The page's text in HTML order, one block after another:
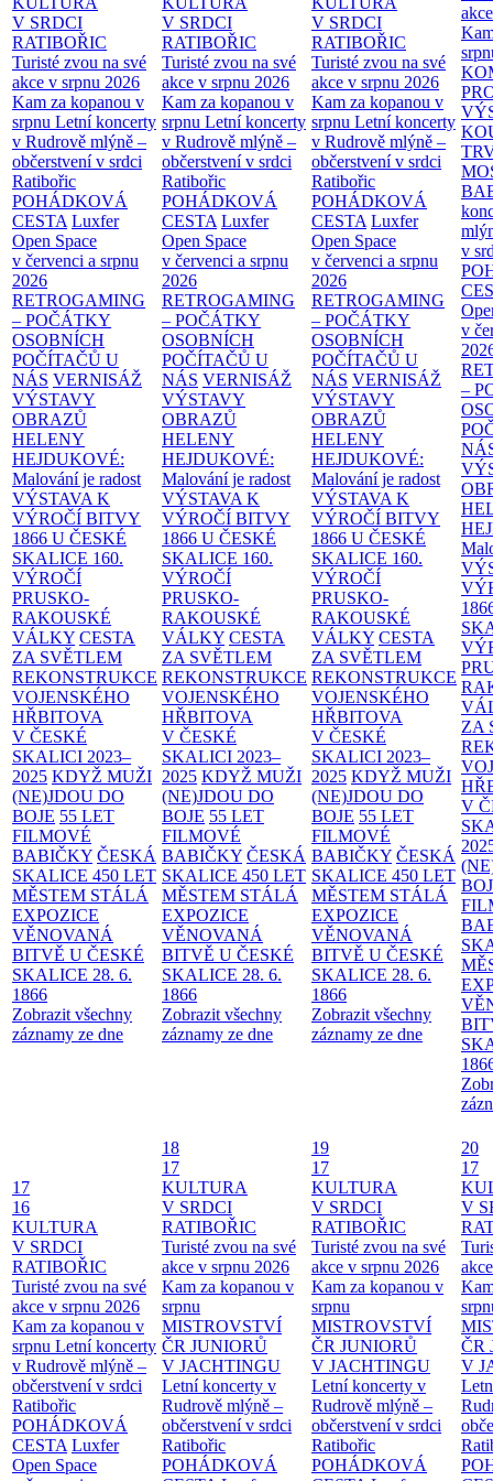
V SRDCI
RATIBOŘIC
Turisté zvou na své
akce v srpnu 2026
Kam za kopanou v
srpnu Letní koncerty
v Rudrově mlýně –
občerstvení v srdci
Ratibořic
POHÁDKOVÁ
CESTA Luxfer
Open Space
v červenci a srpnu
2026
RETROGAMING
– POČÁTKY
OSOBNÍCH
POČÍTAČŮ U
NÁS VERNISÁŽ
VÝSTAVY
OBRAZŮ
HELENY
HEJDUKOVÉ:
Malování je radost
VÝSTAVA K
VÝROČÍ BITVY
1866 U ČESKÉ
SKALICE 160.
VÝROČÍ
PRUSKO-
RAKOUSKÉ
VÁLKY CESTA
ZA SVĚTLEM
REKONSTRUKCE
VOJENSKÉHO
HŘBITOVA
V ČESKÉ
SKALICI 2023–
2025 KDYŽ MUŽI
(NE)JDOU DO
BOJE 55 LET
FILMOVÉ
BABIČKY ČESKÁ
SKALICE 450 LET
MĚSTEM STÁLÁ
EXPOZICE
VĚNOVANÁ
BITVĚ U ČESKÉ
SKALICE 28. 6.
1866
Zobrazit všechny
záznamy ze dne
V SRDCI
RATIBOŘIC
Turisté zvou na své
akce v srpnu 2026
Kam za kopanou v
srpnu Letní koncerty
v Rudrově mlýně –
občerstvení v srdci
Ratibořic
POHÁDKOVÁ
CESTA Luxfer
Open Space
v červenci a srpnu
2026
RETROGAMING
– POČÁTKY
OSOBNÍCH
POČÍTAČŮ U
NÁS VERNISÁŽ
VÝSTAVY
OBRAZŮ
HELENY
HEJDUKOVÉ:
Malování je radost
VÝSTAVA K
VÝROČÍ BITVY
1866 U ČESKÉ
SKALICE 160.
VÝROČÍ
PRUSKO-
RAKOUSKÉ
VÁLKY CESTA
ZA SVĚTLEM
REKONSTRUKCE
VOJENSKÉHO
HŘBITOVA
V ČESKÉ
SKALICI 2023–
2025 KDYŽ MUŽI
(NE)JDOU DO
BOJE 55 LET
FILMOVÉ
BABIČKY ČESKÁ
SKALICE 450 LET
MĚSTEM STÁLÁ
EXPOZICE
VĚNOVANÁ
BITVĚ U ČESKÉ
SKALICE 28. 6.
1866
Zobrazit všechny
záznamy ze dne
V SRDCI
RATIBOŘIC
Turisté zvou na své
akce v srpnu 2026
Kam za kopanou v
srpnu Letní koncerty
v Rudrově mlýně –
občerstvení v srdci
Ratibořic
POHÁDKOVÁ
CESTA Luxfer
Open Space
v červenci a srpnu
2026
RETROGAMING
– POČÁTKY
OSOBNÍCH
POČÍTAČŮ U
NÁS VERNISÁŽ
VÝSTAVY
OBRAZŮ
HELENY
HEJDUKOVÉ:
Malování je radost
VÝSTAVA K
VÝROČÍ BITVY
1866 U ČESKÉ
SKALICE 160.
VÝROČÍ
PRUSKO-
RAKOUSKÉ
VÁLKY CESTA
ZA SVĚTLEM
REKONSTRUKCE
VOJENSKÉHO
HŘBITOVA
V ČESKÉ
SKALICI 2023–
2025 KDYŽ MUŽI
(NE)JDOU DO
BOJE 55 LET
FILMOVÉ
BABIČKY ČESKÁ
SKALICE 450 LET
MĚSTEM STÁLÁ
EXPOZICE
VĚNOVANÁ
BITVĚ U ČESKÉ
SKALICE 28. 6.
1866
Zobrazit všechny
záznamy ze dne
v
v
–
ZA
V
17
16
KULTURA
V SRDCI
RATIBOŘIC
Turisté zvou na své
akce v srpnu 2026
Kam za kopanou v
srpnu Letní koncerty
v Rudrově mlýně –
občerstvení v srdci
Ratibořic
POHÁDKOVÁ
CESTA Luxfer
Open Space
18
17
KULTURA
V SRDCI
RATIBOŘIC
Turisté zvou na své
akce v srpnu 2026
Kam za kopanou v
srpnu
MISTROVSTVÍ
ČR JUNIORŮ
V JACHTINGU
Letní koncerty v
Rudrově mlýně –
občerstvení v srdci
Ratibořic
POHÁDKOVÁ
19
17
KULTURA
V SRDCI
RATIBOŘIC
Turisté zvou na své
akce v srpnu 2026
Kam za kopanou v
srpnu
MISTROVSTVÍ
ČR JUNIORŮ
V JACHTINGU
Letní koncerty v
Rudrově mlýně –
občerstvení v srdci
Ratibořic
POHÁDKOVÁ
20
17
V
ČR
V